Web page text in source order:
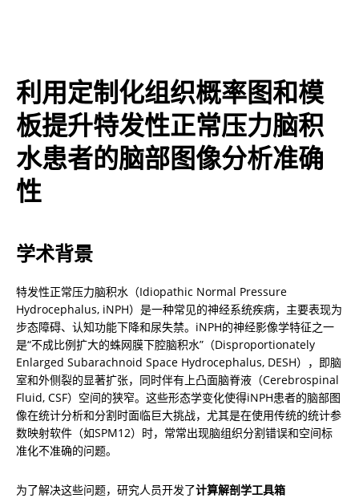
利用定制化组织概率图和模
板提升特发性正常压力脑积
水患者的脑部图像分析准确
性
学术背景
特发性正常压力脑积水（Idiopathic Normal Pressure
Hydrocephalus, iNPH）是一种常见的神经系统疾病，主要表现为
步态障碍、认知功能下降和尿失禁。iNPH的神经影像学特征之一
是“不成比例扩大的蛛网膜下腔脑积水”（Disproportionately
Enlarged Subarachnoid Space Hydrocephalus, DESH），即脑
室和外侧裂的显著扩张，同时伴有上凸面脑脊液（Cerebrospinal
Fluid, CSF）空间的狭窄。这些形态学变化使得iNPH患者的脑部图
像在统计分析和分割时面临巨大挑战，尤其是在使用传统的统计参
数映射软件（如SPM12）时，常常出现脑组织分割错误和空间标
准化不准确的问题。
为了解决这些问题，研究人员开发了计算解剖学工具箱